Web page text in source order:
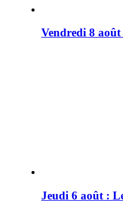
Vendredi 8
Jeudi 6 août :